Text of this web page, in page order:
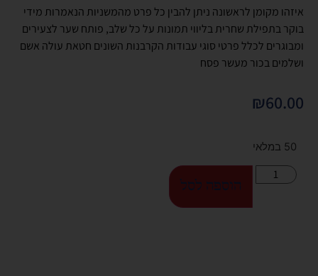
איזהו מקומן לראשונה ניתן להבין כל פרט מהמשניות הנאמרות מידי
בוקר בתפילת שחרית בליווי תמונות על כל שלב, פותח שער לצעירים
ומבוגרים לכלל פרטי סוגי עבודות הקרבנות השונים חטאת עולה אשם
ושלמים בכור מעשר פסח
₪60.00
50 במלאי
הוספה לסל